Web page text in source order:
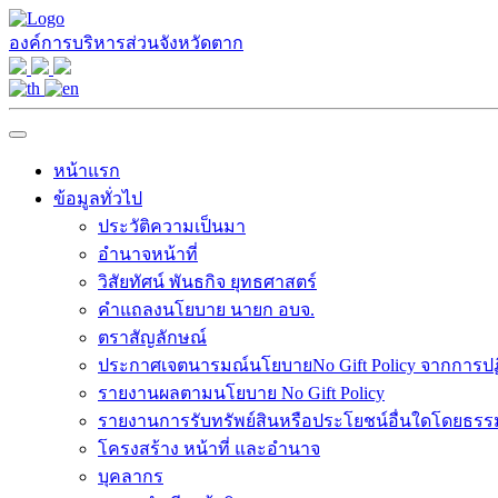
องค์การบริหารส่วนจังหวัดตาก
หน้าแรก
ข้อมูลทั่วไป
ประวัติความเป็นมา
อำนาจหน้าที่
วิสัยทัศน์ พันธกิจ ยุทธศาสตร์
คำแถลงนโยบาย นายก อบจ.
ตราสัญลักษณ์
ประกาศเจตนารมณ์นโยบายNo Gift Policy จากการ
รายงานผลตามนโยบาย No Gift Policy
รายงานการรับทรัพย์สินหรือประโยชน์อื่นใดโดยธรร
โครงสร้าง หน้าที่ และอำนาจ
บุคลากร